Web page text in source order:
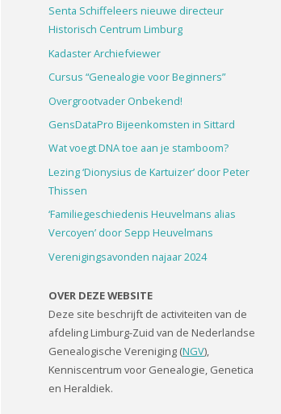
Senta Schiffeleers nieuwe directeur
Historisch Centrum Limburg
Kadaster Archiefviewer
Cursus “Genealogie voor Beginners”
Overgrootvader Onbekend!
GensDataPro Bijeenkomsten in Sittard
Wat voegt DNA toe aan je stamboom?
Lezing ‘Dionysius de Kartuizer’ door Peter
Thissen
‘Familiegeschiedenis Heuvelmans alias
Vercoyen’ door Sepp Heuvelmans
Verenigingsavonden najaar 2024
OVER DEZE WEBSITE
Deze site beschrijft de activiteiten van de
afdeling Limburg-Zuid van de Nederlandse
Genealogische Vereniging (NGV),
Kenniscentrum voor Genealogie, Genetica
en Heraldiek.